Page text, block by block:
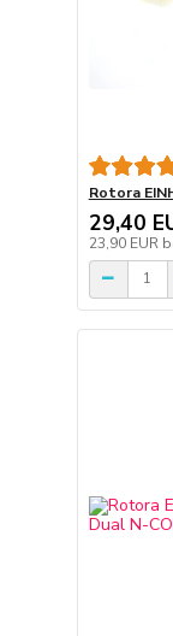
Rotora
29,40
23,90 EUR